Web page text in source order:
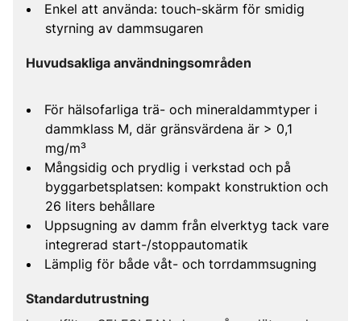
Enkel att använda: touch-skärm för smidig
styrning av dammsugaren
Huvudsakliga användningsområden
För hälsofarliga trä- och mineraldammtyper i
dammklass M, där gränsvärdena är > 0,1
mg/m³
Mångsidig och prydlig i verkstad och på
byggarbetsplatsen: kompakt konstruktion och
26 liters behållare
Uppsugning av damm från elverktyg tack vare
integrerad start-/stoppautomatik
Lämplig för både våt- och torrdammsugning
Standardutrustning